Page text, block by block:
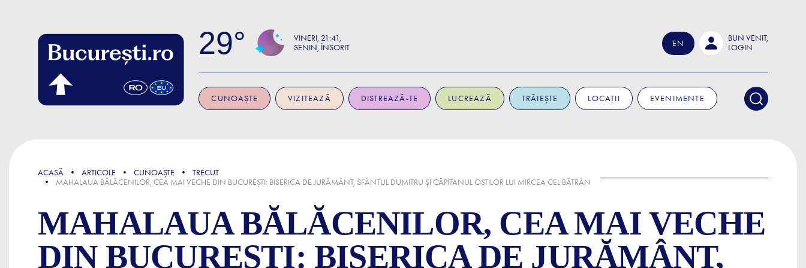
29 VINERI 21:41
SENIN, ÎNSORIT
EN
BUN VENIT,
LOGIN
CUNOAȘTE VIZITEAZĂ DISTREAZĂ-TE LUCREAZĂ TRĂIEȘTE LOCAȚII EVENIMENTE
FOCUS
ACASĂ ARTICOLE CUNOAȘTE
TRECUT
MAHALAUA BĂLĂCENILOR, CEA MAI VECHE DIN BUCUREȘTI: BISERICA DE JURĂMÂNT, SFÂNTUL DUMITRU ȘI CĂPITANUL OȘTILOR LUI MIRCEA CEL BĂTRÂN
MAHALAUA BĂLĂCENILOR, CEA MAI VECHE
DIN BUCUREȘTI: BISERICA DE JURĂMÂNT,